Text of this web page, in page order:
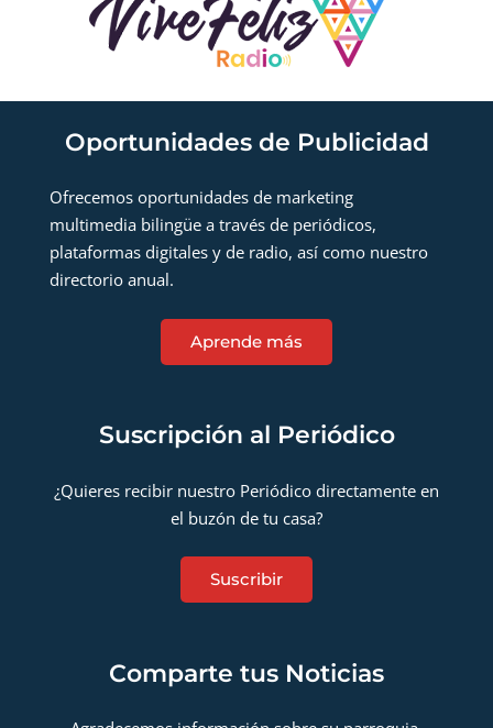
Oportunidades de Publicidad
Ofrecemos oportunidades de marketing
multimedia bilingüe a través de periódicos,
plataformas digitales y de radio, así como nuestro
directorio anual.
Aprende más
Suscripción al Periódico
¿Quieres recibir nuestro Periódico directamente en
el buzón de tu casa?
Suscribir
Comparte tus Noticias